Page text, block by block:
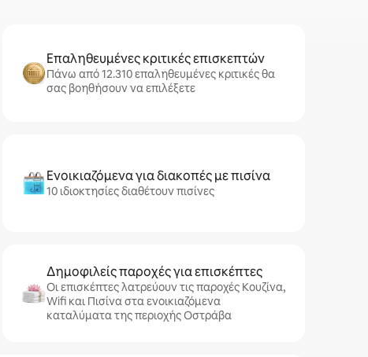
Επαληθευμένες κριτικές επισκεπτών
Πάνω από 12.310 επαληθευμένες κριτικές θα
σας βοηθήσουν να επιλέξετε
Ενοικιαζόμενα για διακοπές με πισίνα
10 ιδιοκτησίες διαθέτουν πισίνες
Δημοφιλείς παροχές για επισκέπτες
Οι επισκέπτες λατρεύουν τις παροχές Κουζίνα,
Wifi και Πισίνα στα ενοικιαζόμενα
καταλύματα της περιοχής Οστράβα